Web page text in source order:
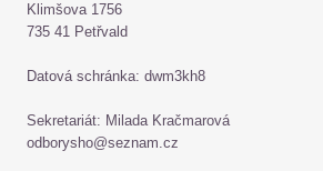
Klimšova 1756
735 41 Petřvald
Datová schránka: dwm3kh8
Sekretariát: Milada Kračmarová
odborysho@seznam.cz